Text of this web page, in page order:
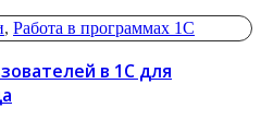
, Работа в программах 1С
в 1С для